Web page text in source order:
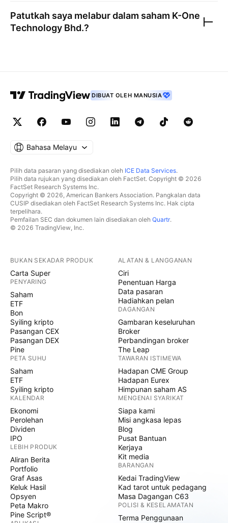
Patutkah saya melabur dalam saham K-One
Technology Bhd.?
DIBUAT OLEH MANUSIA
Bahasa Melayu
Pilih data pasaran yang disediakan oleh ICE Data Services.
Pilih data rujukan yang disediakan oleh FactSet. Copyright © 2026
FactSet Research Systems Inc.
Copyright © 2026, American Bankers Association. Pangkalan data
CUSIP disediakan oleh FactSet Research Systems Inc. Hak cipta
terpelihara.
Pemfailan SEC dan dokumen lain disediakan oleh Quartr.
© 2026 TradingView, Inc.
BUKAN SEKADAR PRODUK
Carta Super
PENYARING
Saham
ETF
Bon
Syiling kripto
Pasangan CEX
Pasangan DEX
Pine
PETA SUHU
Saham
ETF
Syiling kripto
KALENDAR
Ekonomi
Perolehan
Dividen
IPO
LEBIH PRODUK
Aliran Berita
Portfolio
Graf Asas
Keluk Hasil
Opsyen
Peta Makro
Pine Script®
ALATAN & LANGGANAN
Ciri
Penentuan Harga
Data pasaran
Hadiahkan pelan
DAGANGAN
Gambaran keseluruhan
Broker
Perbandingan broker
The Leap
TAWARAN ISTIMEWA
Hadapan CME Group
Hadapan Eurex
Himpunan saham AS
MENGENAI SYARIKAT
Siapa kami
Misi angkasa lepas
Blog
Pusat Bantuan
Kerjaya
Kit media
BARANGAN
Kedai TradingView
Kad tarot untuk pedagang
Masa Dagangan C63
POLISI & KESELAMATAN
Terma Penggunaan